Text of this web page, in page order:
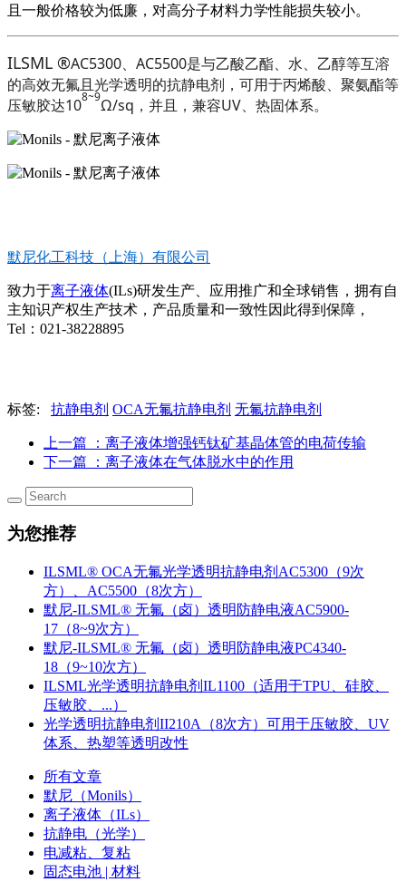
且一般价格较为低廉，对高分子材料力学性能损失较小。
ILSML ®AC5300、AC5500是与乙酸乙酯、水、乙醇等互溶
的高效无氟且光学透明的抗静电剂，可用于丙烯酸、聚氨酯等
压敏胶达108~9Ω/sq，并且，兼容UV、热固体系。
默尼化工科技（上海）有限公司
致力于离子液体(ILs)研发生产、应用推广和全球销售，拥有自
主知识产权生产技术，产品质量和一致性因此得到保障，
Tel：021-38228895
标签: 抗静电剂 OCA无氟抗静电剂 无氟抗静电剂
上一篇
：离子液体增强钙钛矿基晶体管的电荷传输
下一篇
：离子液体在气体脱水中的作用
为您推荐
ILSML® OCA无氟光学透明抗静电剂AC5300（9次
方）、AC5500（8次方）
默尼-ILSML® 无氟（卤）透明防静电液AC5900-
17（8~9次方）
默尼-ILSML® 无氟（卤）透明防静电液PC4340-
18（9~10次方）
ILSML光学透明抗静电剂IL1100（适用于TPU、硅胶、
压敏胶、...）
光学透明抗静电剂II210A（8次方）可用于压敏胶、UV
体系、热塑等透明改性
所有文章
默尼（Monils）
离子液体（ILs）
抗静电（光学）
电减粘、复粘
固态电池 | 材料